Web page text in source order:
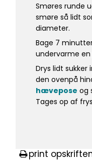
Smøres runde
smøre så lidt
diameter.
Bage 7
undervarme
Drys lidt
den ovenpå
hævepose og
Tages op af
print